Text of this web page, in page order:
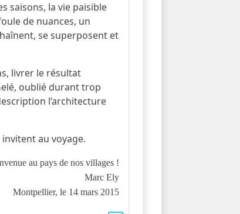
saisons, la vie paisible
de nuances, un
se superposent et
livrer le résultat
oublié durant trop
l’architecture
au voyage.
au pays de nos villages !
Marc Ely
Montpellier, le 14 mars 2015